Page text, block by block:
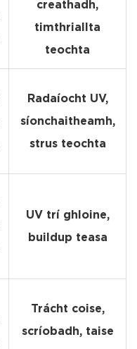
creathadh,
timthriallta
teochta
Radaíocht UV,
síonchaitheamh,
strus teochta
UV trí ghloine,
buildup teasa
Trácht coise,
scríobadh, taise